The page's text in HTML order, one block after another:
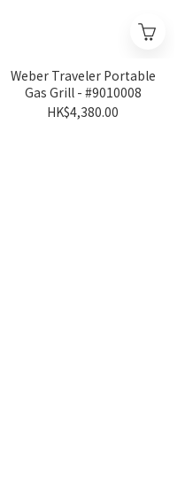
Weber Traveler Portable
Gas Grill - #9010008
HK$4,380.00